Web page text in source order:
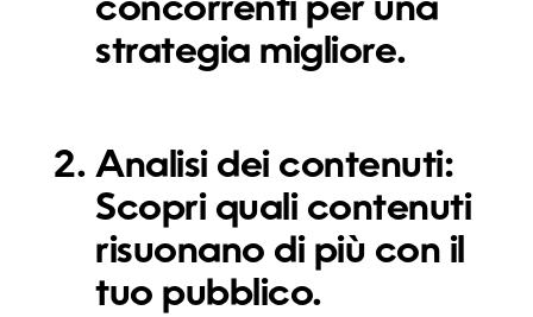
concorrenti per una
strategia migliore.
Analisi dei contenuti:
Scopri quali contenuti
risuonano di più con il
tuo pubblico.